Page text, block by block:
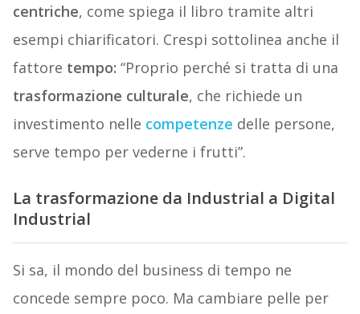
centriche, come spiega il libro tramite altri
esempi chiarificatori. Crespi sottolinea anche il
fattore tempo: “Proprio perché si tratta di una
trasformazione culturale, che richiede un
investimento nelle competenze delle persone,
serve tempo per vederne i frutti”.
La trasformazione da Industrial a Digital
Industrial
Si sa, il mondo del business di tempo ne
concede sempre poco. Ma cambiare pelle per